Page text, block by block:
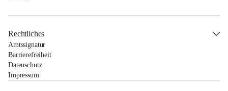
Rechtliches
Amtssignatur
Barrierefreiheit
Datenschutz
Impressum